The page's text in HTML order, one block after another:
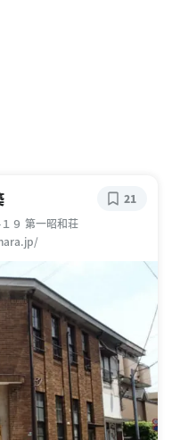
９ 第一昭和荘
21